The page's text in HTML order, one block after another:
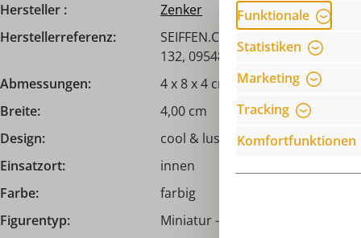
Hersteller :
Zenker
Herstellerreferenz:
SEIFFEN.COM by Nestler GmbH,
132, 09548 Seiffen,
Abmessungen:
4 x 8 x 4 cm je Figur
Breite:
4,00 cm
Design:
cool & lustig
Einsatzort:
innen
Farbe:
farbig
Figurentyp:
Miniatur - Figuren
Funktionale
Statistiken
Marketing
Tracking
Komfortfunktionen